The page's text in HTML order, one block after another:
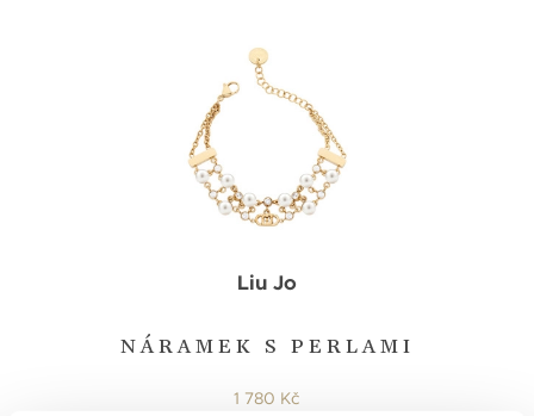
NÁRAMEK S PERLAMI
Liu Jo
1 780 Kč